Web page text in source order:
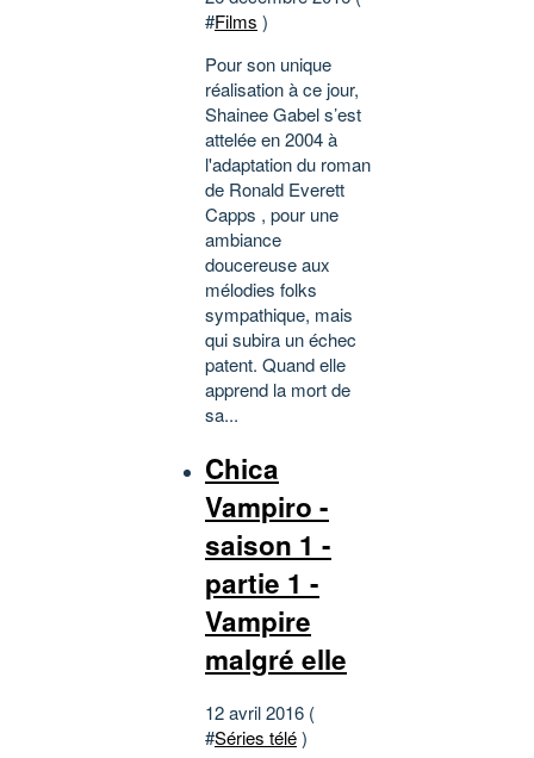
#Films )
Pour son unique
réalisation à ce jour,
Shainee Gabel s’est
attelée en 2004 à
l'adaptation du roman
de Ronald Everett
Capps , pour une
ambiance
doucereuse aux
mélodies folks
sympathique, mais
qui subira un échec
patent. Quand elle
apprend la mort de
sa...
Chica
Vampiro -
saison 1 -
partie 1 -
Vampire
malgré elle
12 avril 2016 (
#Séries télé)